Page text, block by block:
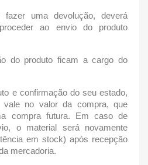
uma devolução, deverá
ao envio do produto
do produto ficam a cargo do
e confirmação do seu estado,
vale no valor da compra, que
compra futura. Em caso de
o material será novamente
em stock) após recepção
mercadoria.